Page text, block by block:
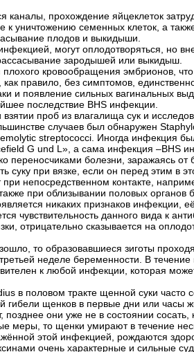
каналы, прохождение яйцеклеток
к уничтожению семенных клеток, а
плодов и выкидыши.
могут оплодотворяться, но
зародышей или выкидыш.
кровообращения эмбрионов,
как правило, без симптомов,
и появление сильных вагинальных
последствие BHS инфекции.
проб из влагалища сук и
случаев был обнаружен
streptococci. Иногда инфекция
G und L», а сама инфекция –BHS
переносчиками болезни, заражаясь
суку при вязке, если он перед этим в
непосредственном контакте,
при облизывании половых органов
никаких признаков
чувствительность данного вида к
отрицательно сказывается на
то образовавшиеся зиготы
неделе беременности. В
к любой инфекции, которая
в половом тракте щенной суки
гибели щенков в первые дни или
позднее они уже не в состоянии
меры, то щенки умирают в течение
этой инфекцией, рождаются
очень характерные и сильные